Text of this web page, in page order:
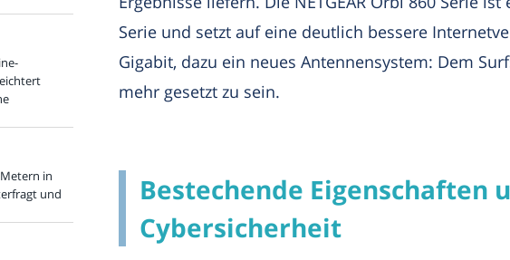
Serie und setzt auf eine deutlich bessere
Gigabit, dazu ein neues Antennensystem: Dem
mehr gesetzt zu sein.
Bestechende Eigenschaften
Cybersicherheit
in
und